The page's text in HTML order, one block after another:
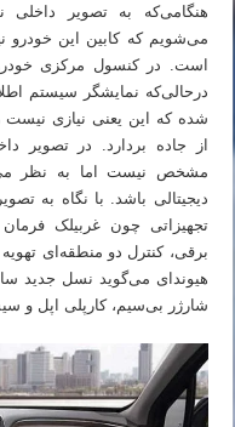
هنگامی‌که به تصویر داخلی
می‌شویم که کابین این
است. در کنسول مرکزی
درحالی‌که نمایشگر سیستم
شده که این یعنی نیازی نیست
از جاده بردارد. در تصویر
مشخص نیست اما به نظر
دیجیتالی باشد. با نگاه به
تجهیزاتی چون غربیلک
برقی، کنترل دو منطقه‌ای
هیوندای می‌گوید نسل جدید
شارژر بی‌سیم، کارپلی اپل